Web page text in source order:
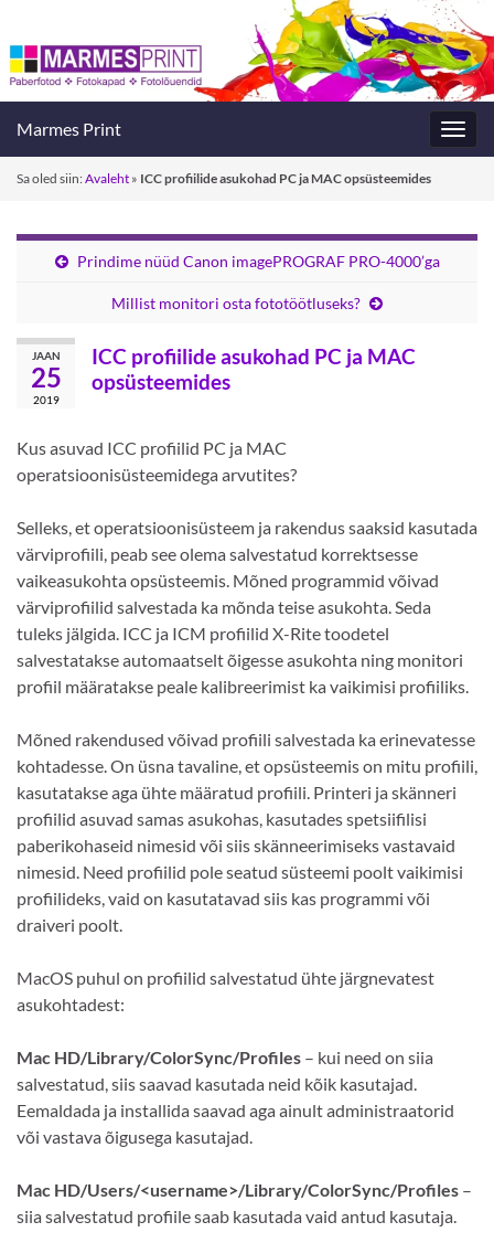
Marmes Print
Sa oled siin:Avaleht » ICC profiilide asukohad PC ja MAC opsüsteemides
Prindime nüüd Canon imagePROGRAF PRO-4000’ga
Millist monitori osta fototöötluseks?
JAAN
25
2019
ICC profiilide asukohad PC ja MAC
opsüsteemides
Kus asuvad ICC profiilid PC ja MAC
operatsioonisüsteemidega arvutites?
Selleks, et operatsioonisüsteem ja rakendus saaksid kasutada
värviprofiili, peab see olema salvestatud korrektsesse
vaikeasukohta opsüsteemis. Mõned programmid võivad
värviprofiilid salvestada ka mõnda teise asukohta. Seda
tuleks jälgida. ICC ja ICM profiilid X-Rite toodetel
salvestatakse automaatselt õigesse asukohta ning monitori
profiil määratakse peale kalibreerimist ka vaikimisi profiiliks.
Mõned rakendused võivad profiili salvestada ka erinevatesse
kohtadesse. On üsna tavaline, et opsüsteemis on mitu profiili,
kasutatakse aga ühte määratud profiili. Printeri ja skänneri
profiilid asuvad samas asukohas, kasutades spetsiifilisi
paberikohaseid nimesid või siis skänneerimiseks vastavaid
nimesid. Need profiilid pole seatud süsteemi poolt vaikimisi
profiilideks, vaid on kasutatavad siis kas programmi või
draiveri poolt.
MacOS puhul on profiilid salvestatud ühte järgnevatest
asukohtadest:
Mac HD/Library/ColorSync/Profiles – kui need on siia
salvestatud, siis saavad kasutada neid kõik kasutajad.
Eemaldada ja installida saavad aga ainult administraatorid
või vastava õigusega kasutajad.
Mac HD/Users/<username>/Library/ColorSync/Profiles –
siia salvestatud profiile saab kasutada vaid antud kasutaja.